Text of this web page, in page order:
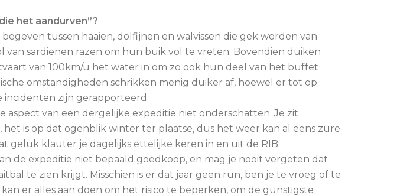
het aandurven”?
tussen haaien, dolfijnen en walvissen die gek worden van
van sardienen razen om hun buik vol te vreten. Bovendien duiken
van 100km/u het water in om zo ook hun deel van het buffet
omstandigheden schrikken menig duiker af, hoewel er tot op
incidenten zijn gerapporteerd.
aspect van een dergelijke expeditie niet onderschatten. Je zit
het is op dat ogenblik winter ter plaatse, dus het weer kan al eens zure
geluk klauter je dagelijks ettelijke keren in en uit de RIB.
de expeditie niet bepaald goedkoop, en mag je nooit vergeten dat
te zien krijgt. Misschien is er dat jaar geen run, ben je te vroeg of te
kan er alles aan doen om het risico te beperken, om de gunstigste